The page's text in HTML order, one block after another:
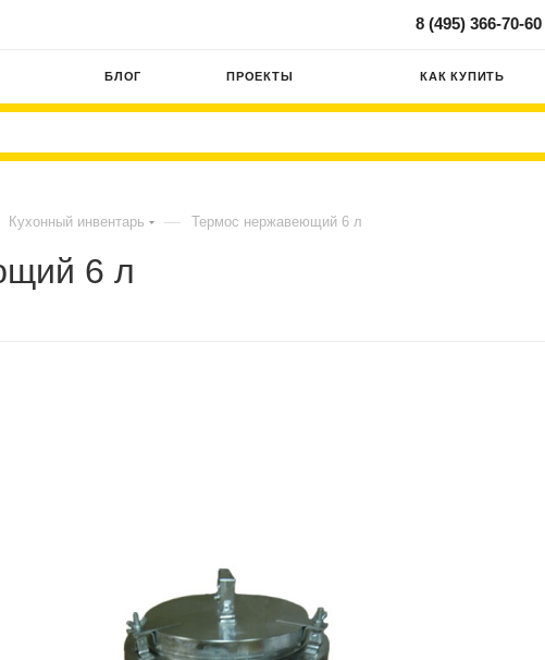
8 (495) 366-70-60
БЛОГ ПРОЕКТЫ КАК КУПИТЬ
Кухонный инвентарь — Термос нержавеющий 6 л
6 л